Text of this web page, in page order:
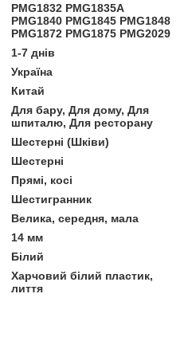
PMG1832 PMG1835A
PMG1840 PMG1845 PMG1848
PMG1872 PMG1875 PMG2029
1-7 днів
Україна
Китай
Для бару, Для дому, Для
шпиталю, Для ресторану
Шестерні (Шківи)
Шестерні
Прямі, косі
Шестигранник
Велика, середня, мала
14 мм
Білий
Харчовий білий пластик,
лиття